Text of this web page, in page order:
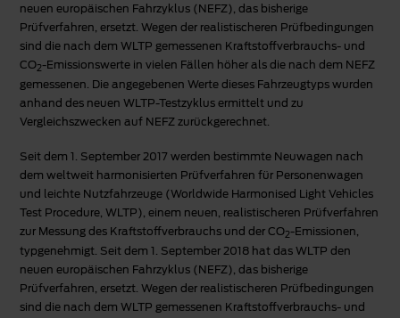
neuen europäischen Fahrzyklus (NEFZ), das bisherige
Prüfverfahren, ersetzt. Wegen der realistischeren Prüfbedingungen
sind die nach dem WLTP gemessenen Kraftstoffverbrauchs- und
CO2-Emissionswerte in vielen Fällen höher als die nach dem NEFZ
gemessenen. Die angegebenen Werte dieses Fahrzeugtyps wurden
anhand des neuen WLTP-Testzyklus ermittelt und zu
Vergleichszwecken auf NEFZ zurückgerechnet.
Seit dem 1. September 2017 werden bestimmte Neuwagen nach
dem weltweit harmonisierten Prüfverfahren für Personenwagen
und leichte Nutzfahrzeuge (Worldwide Harmonised Light Vehicles
Test Procedure, WLTP), einem neuen, realistischeren Prüfverfahren
zur Messung des Kraftstoffverbrauchs und der CO2-Emissionen,
typgenehmigt. Seit dem 1. September 2018 hat das WLTP den
neuen europäischen Fahrzyklus (NEFZ), das bisherige
Prüfverfahren, ersetzt. Wegen der realistischeren Prüfbedingungen
sind die nach dem WLTP gemessenen Kraftstoffverbrauchs- und